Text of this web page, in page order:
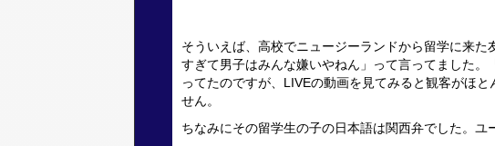
そういえば、高校でニュージーランドから留学に来た
すぎて男子はみんな嫌いやねん」って言ってました
ってたのですが、LIVEの動画を見てみると観客がほ
せん。
ちなみにその留学生の子の日本語は関西弁でした。ユ